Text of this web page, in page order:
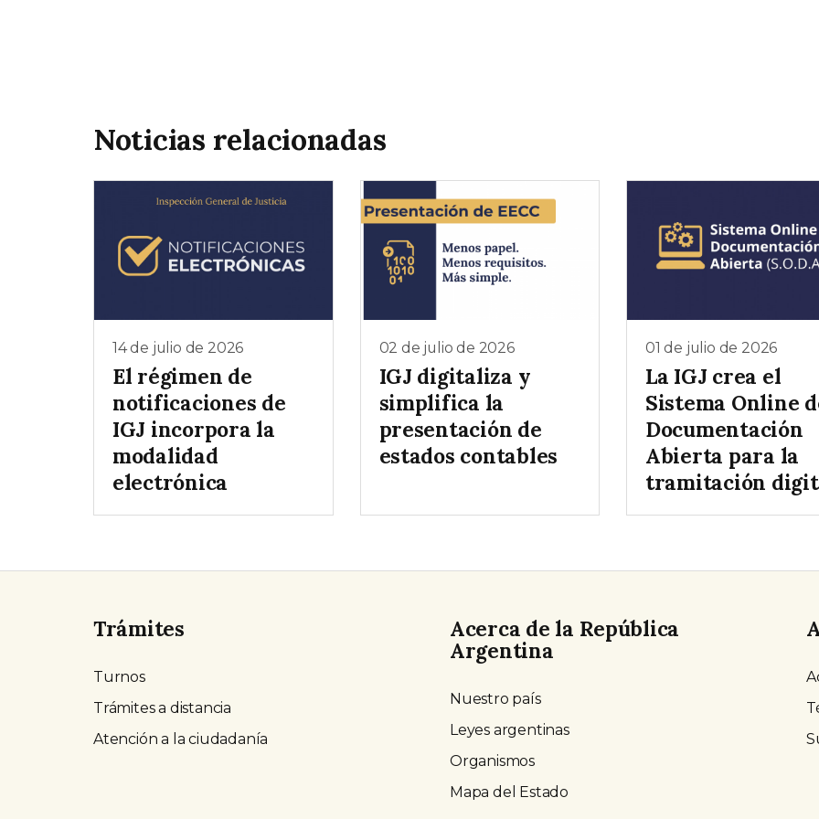
Noticias relacionadas
14 de julio de 2026
El régimen de
notificaciones de
IGJ incorpora la
modalidad
electrónica
02 de julio de 2026
IGJ digitaliza y
simplifica la
presentación de
estados contables
01 de julio de 2026
La IGJ crea el
Sistema Online
Documentación
Abierta para la
tramitación
Trámites
Turnos
Trámites a distancia
Atención a la ciudadanía
Acerca de la República
Argentina
Nuestro país
Leyes argentinas
Organismos
Mapa del Estado